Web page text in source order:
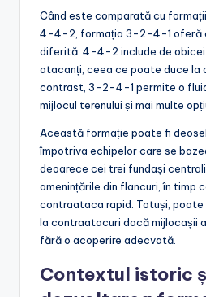
Când este comparată cu
4-4-2, formația 3-2-4-1 oferă
diferită. 4-4-2 include de obicei
atacanți, ceea ce poate duce la
contrast, 3-2-4-1 permite o
mijlocul terenului și mai multe
Această formație poate fi
împotriva echipelor care se
deoarece cei trei fundași
amenințările din flancuri, în timp
contraataca rapid. Totuși, poate
la contraatacuri dacă mijlocașii
fără o acoperire adecvată.
Contextul istoric